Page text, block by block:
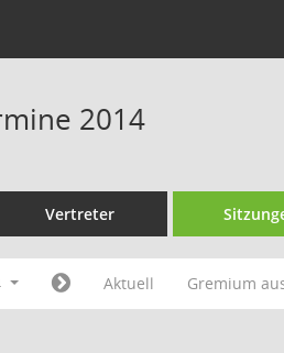
2014
Vertreter
Aktuell Gremium